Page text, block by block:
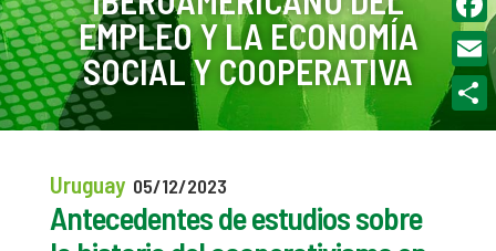
EMPLEO Y LA ECONOMÍA
SOCIAL Y COOPERATIVA
Uruguay 05/12/2023
Antecedentes de estudios sobre
Email